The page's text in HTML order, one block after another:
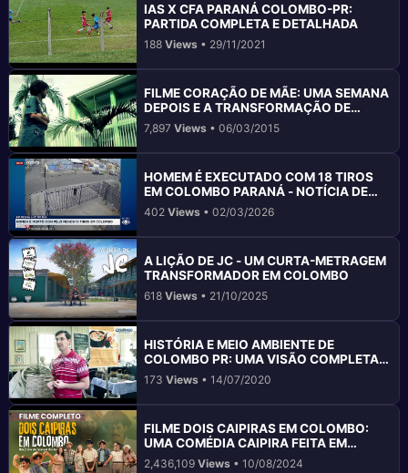
IAS X CFA PARANÁ COLOMBO-PR:
PARTIDA COMPLETA E DETALHADA
188Views • 29/11/2021
FILME CORAÇÃO DE MÃE: UMA SEMANA
DEPOIS E A TRANSFORMAÇÃO DE
PEDRINHO EM COLOMBO PR
7,897Views • 06/03/2015
HOMEM É EXECUTADO COM 18 TIROS
EM COLOMBO PARANÁ - NOTÍCIA DE
SEGURANÇA
402Views • 02/03/2026
A LIÇÃO DE JC - UM CURTA-METRAGEM
TRANSFORMADOR EM COLOMBO
618Views • 21/10/2025
HISTÓRIA E MEIO AMBIENTE DE
COLOMBO PR: UMA VISÃO COMPLETA E
SUSTENTÁVEL
173Views • 14/07/2020
FILME DOIS CAIPIRAS EM COLOMBO:
UMA COMÉDIA CAIPIRA FEITA EM
COLOMBO
2,436,109Views • 10/08/2024